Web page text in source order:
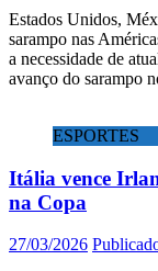
Estados Unidos,
sarampo nas
a necessidade de
avanço do sarampo
ESPORTES
Itália vence
na Copa
27/03/2026